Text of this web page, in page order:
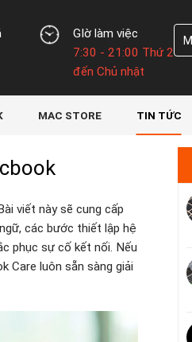
GIờ làm việc
7:30 - 21:00 Thứ 2
đến Chủ nhật
Tìm
MAC STORE TIN TỨC
viết này sẽ cung cấp
các bước thiết lập hệ
phục sự cố kết nối. Nếu
Care luôn sẵn sàng giải